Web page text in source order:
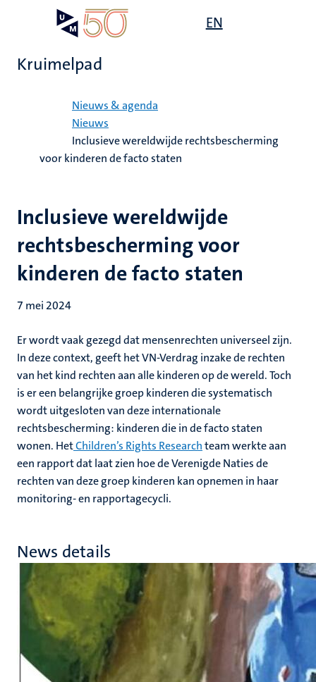
EN
Kruimelpad
Nieuws & agenda
Nieuws
Inclusieve wereldwijde rechtsbescherming
voor kinderen de facto staten
Inclusieve wereldwijde
rechtsbescherming voor
kinderen de facto staten
7 mei 2024
Er wordt vaak gezegd dat mensenrechten universeel zijn.
In deze context, geeft het VN-Verdrag inzake de rechten
van het kind rechten aan alle kinderen op de wereld. Toch
is er een belangrijke groep kinderen die systematisch
wordt uitgesloten van deze internationale
rechtsbescherming: kinderen die in de facto staten
wonen. HetChildren’s Rights Researchteam werkte aan
een rapport dat laat zien hoe de Verenigde Naties de
rechten van deze groep kinderen kan opnemen in haar
monitoring- en rapportagecycli.
News details